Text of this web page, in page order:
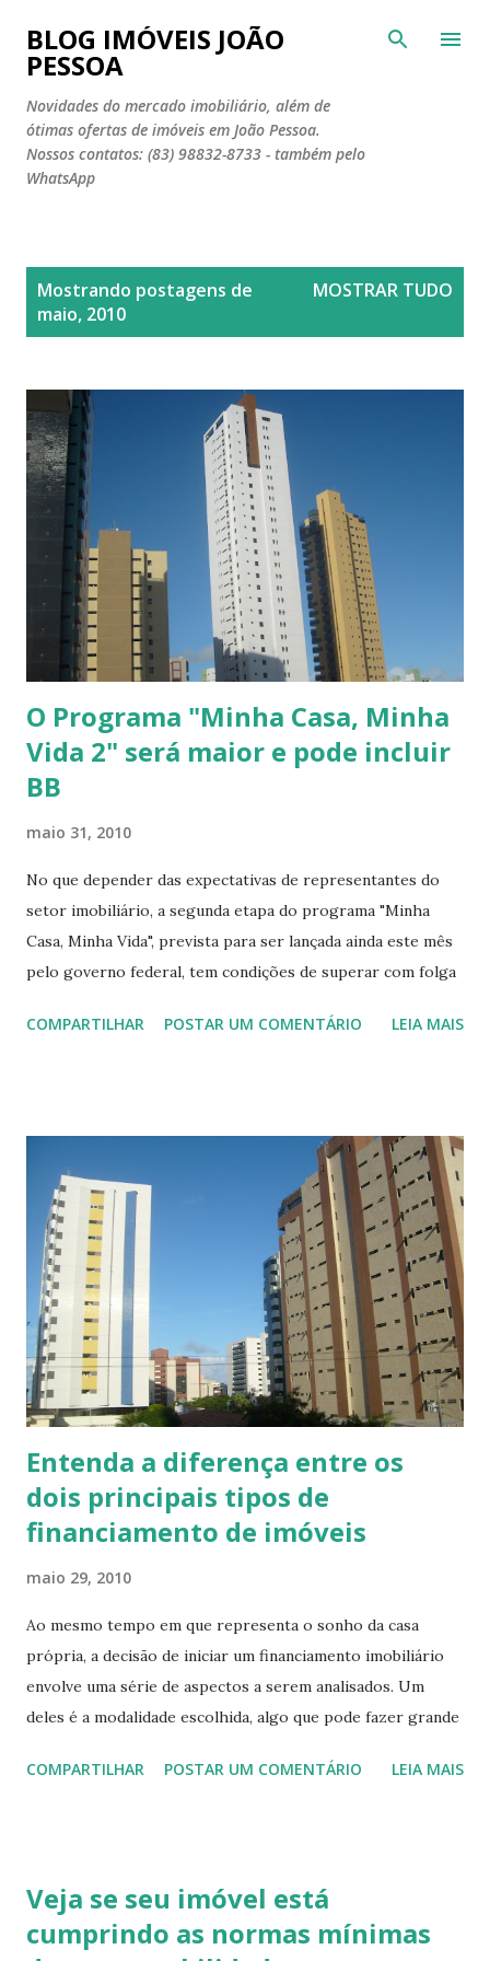
Pular para o conteúdo principal
BLOG IMÓVEIS JOÃO
PESSOA
Novidades do mercado imobiliário, além de
ótimas ofertas de imóveis em João Pessoa.
Nossos contatos: (83) 98832-8733 - também pelo
WhatsApp
Mostrando postagens de
maio, 2010
MOSTRAR TUDO
O Programa "Minha Casa, Minha
Vida 2" será maior e pode incluir
BB
maio 31, 2010
No que depender das expectativas de representantes do
setor imobiliário, a segunda etapa do programa "Minha
Casa, Minha Vida", prevista para ser lançada ainda este mês
pelo governo federal, tem condições de superar com folga
completar um ano do lançamento, o programa deve
construídas até o final de 2011, se forem de fato
contratadas ainda este ano. Até 1º de março, foram
contratadas 330.191 moradias no âmbito do programa,
volume inferior à meta da Caixa Econômica Federal de 400
mil unidades em 2009. Os projetos apresentados à
instituição foram bem mais elevados, representando
725.269 unidades. O desempenho do programa atual,
porém, não levou a uma revisão do prazo final estabelecido
pelo governo em 25 de março do ano passado: contratar 1
milhão de moradias até...
COMPARTILHAR POSTAR UM COMENTÁRIO LEIA MAIS
Entenda a diferença entre os
dois principais tipos de
financiamento de imóveis
maio 29, 2010
Ao mesmo tempo em que representa o sonho da casa
própria, a decisão de iniciar um financiamento imobiliário
envolve uma série de aspectos a serem analisados. Um
deles é a modalidade escolhida, algo que pode fazer grande
há basicamente dois tipos de financiamento hoje praticadas
países por algo equivalente a sistema de parcelas
constantes. O professor de matemática financeira e vice-
COMPARTILHAR POSTAR UM COMENTÁRIO LEIA MAIS
Veja se seu imóvel está
cumprindo as normas mínimas